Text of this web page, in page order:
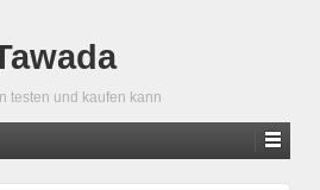
testen und kaufen kann